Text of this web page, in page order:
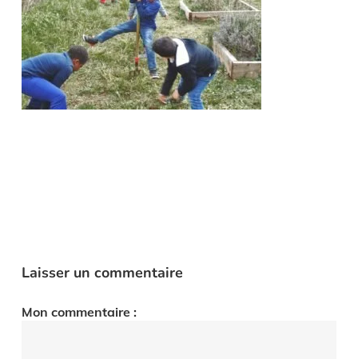
Laisser un commentaire
Mon commentaire :